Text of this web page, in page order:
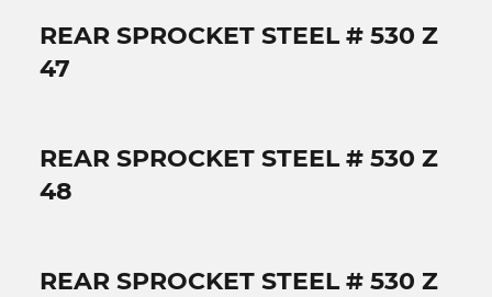
REAR SPROCKET STEEL # 530 Z
47
REAR SPROCKET STEEL # 530 Z
48
REAR SPROCKET STEEL # 530 Z